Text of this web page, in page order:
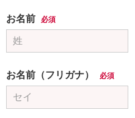
お名前 必須
お名前（フリガナ） 必須